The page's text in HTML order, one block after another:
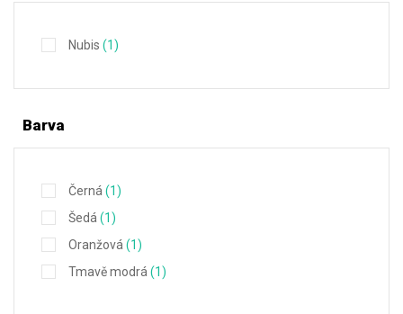
Nubis (1)
Barva
Černá (1)
Šedá (1)
Oranžová (1)
Tmavě modrá (1)